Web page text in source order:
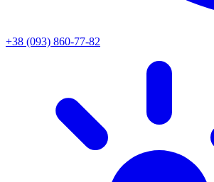
+38 (093) 860-77-82